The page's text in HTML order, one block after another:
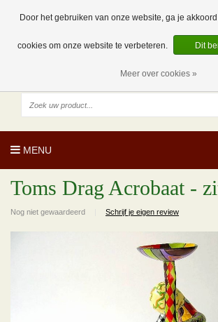
NL
EUR
MENU
Toms Drag Acrobaat -
Nog niet gewaardeerd Schrijf je eigen review
Door het gebruiken van onze website, ga je
cookies om onze website te verbeteren. Dit
Meer over cookies »